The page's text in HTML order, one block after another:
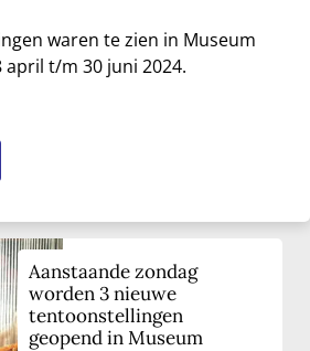
waren te zien in Museum
april t/m 30 juni 2024.
Aanstaande zondag
worden 3 nieuwe
tentoonstellingen
geopend in Museum